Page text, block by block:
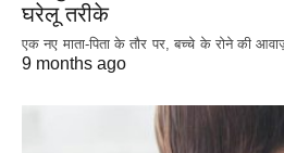
घरेलू तरीके
एक नए माता-पिता के तौर पर, बच्चे के रोने की
9 months ago